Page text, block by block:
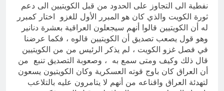
نفطية الى التجاوز على الحدود من قبل الكويتيين الى دعم
ثورة الكويت والذي كان هو المبرر الأول للغزو اختار كمبرر
له أن الكويتيين قالوا أنهم سيجعلون العراقية بعشرة دنانير
وهو قول يصعب تصديق أن الكويتيين قالوه ، فكما عرضنا
في فصل غزو الكويت ، لم يذكر الرئيس من من الكويتيين
قال ذلك وكيف ومتى سمع به ، وصعوبة التصديق تنبع من
أن العراق كان باوج قوته العسكرية وكان الكويتيون يسعون
لتهدئة العراق واقناعه من أنهم لا يتامرون عليه بالتلاعب